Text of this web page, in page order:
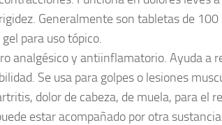
Generalmente son tabletas de 100
para uso tópico.
analgésico y antiinflamatorio. Ayuda a
Se usa para golpes o lesiones
dolor de cabeza, de muela, para el
estar acompañado por otra